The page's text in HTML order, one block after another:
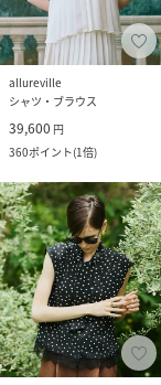
allureville
シャツ・ブラウス
39,600 円
360ポイント(1倍)